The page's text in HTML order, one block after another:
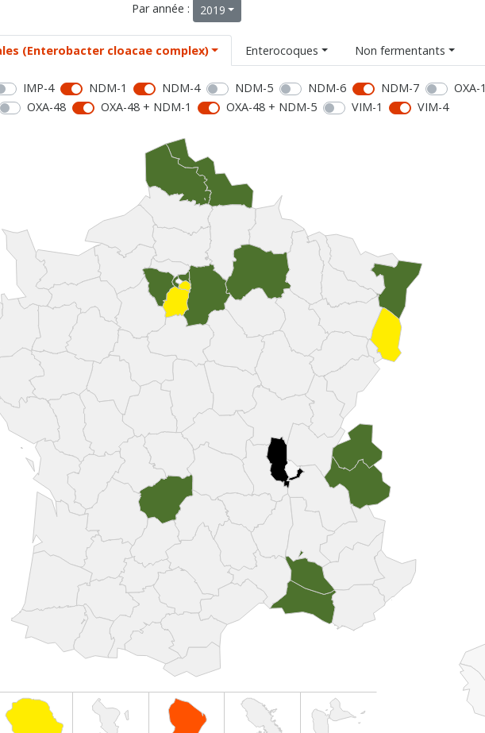
Par année : 2019
(Enterobacter cloacae complex) Enterocoques Non fermentants
IMP-4 NDM-1 NDM-4 NDM-5 NDM-6 NDM-7 OXA-
OXA-48 OXA-48 + NDM-1 OXA-48 + NDM-5 VIM-1 VIM-4